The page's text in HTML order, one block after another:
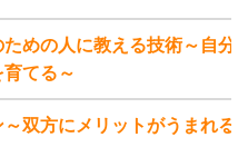
めの人に教える技術～自分
てる～
双方にメリットがうまれる